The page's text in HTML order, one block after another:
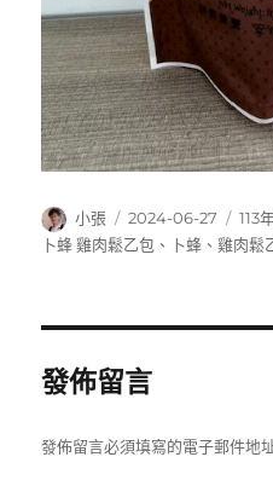
作
者
小張
發
佈
2024-06-27
分
類
113
卜蜂 雞肉鬆乙包 、 卜蜂 、雞肉鬆
發佈留言
發佈留言必須填寫的電子郵件地